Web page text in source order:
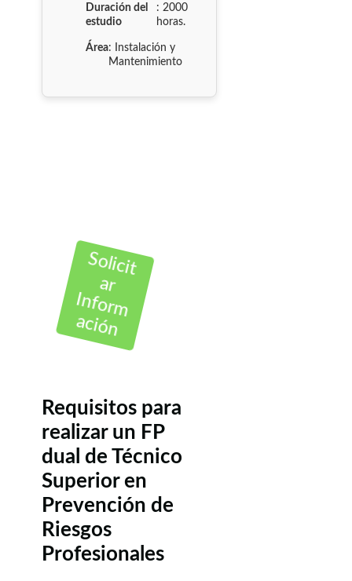
Duración del
estudio
: 2000
horas.
Área: Instalación y
Mantenimiento
Solicit
ar
Inform
ación
Requisitos para
realizar un FP
dual de Técnico
Superior en
Prevención de
Riesgos
Profesionales